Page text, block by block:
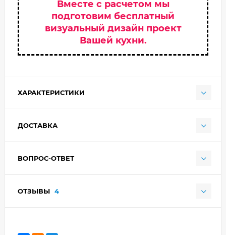
Вместе с расчетом мы
подготовим бесплатный
визуальный дизайн проект
Вашей кухни.
ХАРАКТЕРИСТИКИ
ДОСТАВКА
ВОПРОС-ОТВЕТ
ОТЗЫВЫ 4